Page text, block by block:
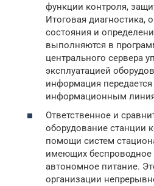
функции контроля,
Итоговая диагностика,
состояния и
выполняются в
центрального сервера
эксплуатацией
информация
информационным
Ответственное и
оборудование станции
помощи систем
имеющих беспроводное
автономное питание.
организации